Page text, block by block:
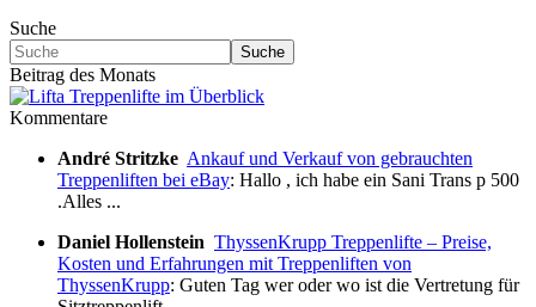
Suche
Suche
Beitrag des Monats
Kommentare
André Stritzke Ankauf und Verkauf von gebrauchten
Treppenliften bei eBay: Hallo , ich habe ein Sani Trans p 500
.Alles ...
Daniel Hollenstein ThyssenKrupp Treppenlifte – Preise,
Kosten und Erfahrungen mit Treppenliften von
ThyssenKrupp: Guten Tag wer oder wo ist die Vertretung für